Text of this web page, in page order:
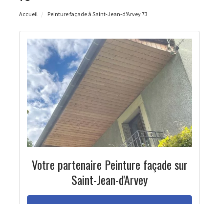
Accueil Peinture façade à Saint-Jean-d'Arvey 73
Votre partenaire Peinture façade sur
Saint-Jean-d'Arvey